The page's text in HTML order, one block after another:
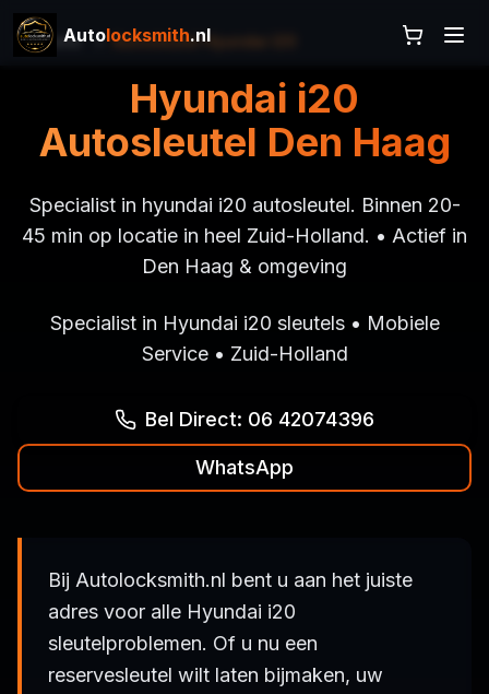
Autolocksmith.nl
Home Autosleutel Hyundai I20
Hyundai i20
Autosleutel Den Haag
Specialist in hyundai i20 autosleutel. Binnen 20-
45 min op locatie in heel Zuid-Holland. • Actief in
Den Haag & omgeving
Specialist in Hyundai i20 sleutels • Mobiele
Service • Zuid-Holland
Bel Direct: 06 42074396
WhatsApp
Bij Autolocksmith.nl bent u aan het juiste
adres voor alle Hyundai i20
sleutelproblemen. Of u nu een
reservesleutel wilt laten bijmaken, uw